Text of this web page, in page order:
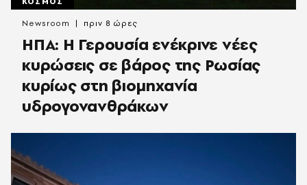
ΗΠΑ: Η Γερουσία ενέκρινε νέες
κυρώσεις σε βάρος της Ρωσίας
κυρίως στη βιομηχανία
υδρογονανθράκων
Newsroom πριν 8 ώρες